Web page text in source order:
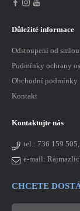
Důležité informace
Odstoupení od
Podmínky ochrany
Obchodní podmínky
Kontakt
Kontaktujte nás
tel.: 736 159
e-mail:
CHCETE